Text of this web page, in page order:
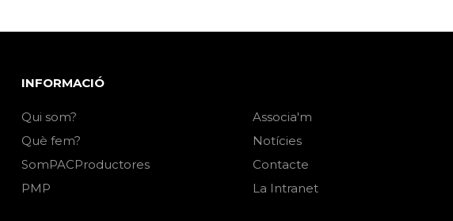
INFORMACIÓ
Qui som?
Què fem?
SomPACProductores
PMP
Associa'm
Notícies
Contacte
La Intranet